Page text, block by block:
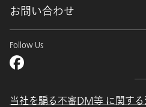
お問い合わせ
Follow Us
当社を騙る不審DM等 に関す